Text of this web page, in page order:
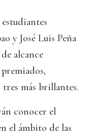
y José Luis Peña
alcance
más brillantes.
conocer el
el ámbito de las